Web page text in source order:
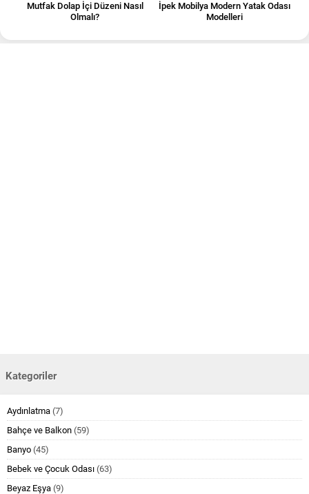
Mutfak Dolap İçi Düzeni Nasıl
Olmalı?
İpek Mobilya Modern Yatak Odası
Modelleri
Kategoriler
Aydınlatma (7)
Bahçe ve Balkon (59)
Banyo (45)
Bebek ve Çocuk Odası (63)
Beyaz Eşya (9)